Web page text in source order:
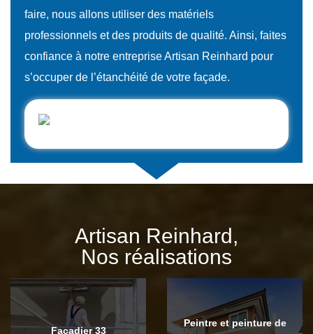
faire, nous allons utiliser des matériels
professionnels et des produits de qualité. Ainsi, faites
confiance à notre entreprise Artisan Reinhard pour
s’occuper de l’étanchéité de votre façade.
Artisan Reinhard,
Nos réalisations
Façadier 33
Peintre et peinture de